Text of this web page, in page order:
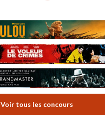
Voir tous les concours